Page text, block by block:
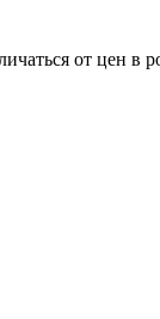
от цен в